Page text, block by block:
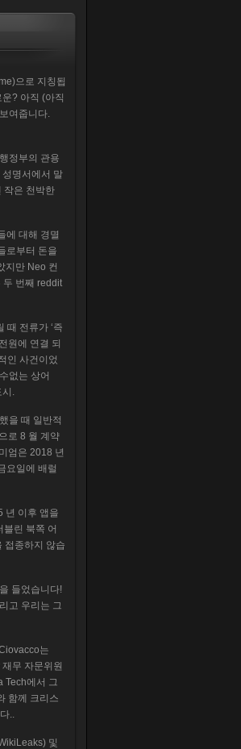
으로 지칭됩
? 아직 (아직
여줍니다.
정부의 관용
명서에서 말
작은 천박한
에 대해 경멸
로부터 돈을
지만 Neo 컨
두 번째 reddit
때 전류가 ‘즉
원에 연결 되
인 사건이었
없는 상어
시.
을 때 일반적
로 8 월 계약
엄은 2018 년
요일에 배럴
년 이후 앱을
린 북쪽 어
접종하지 않습
들었습니다!
고 우리는 그
는
무 자문위원
Tech에서 그
함께 크리스
..
및